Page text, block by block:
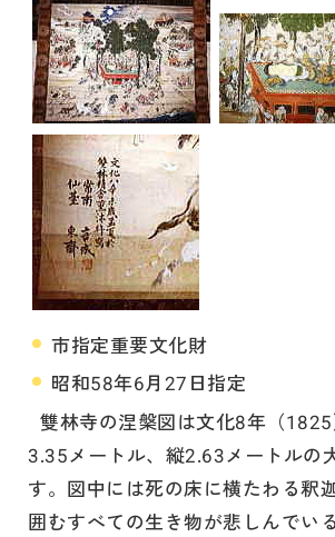
市指定重要文化財
昭和58年6月27日指定
雙林寺の涅槃図は文化8年（
3.35メートル、縦2.63メートルの
す。図中には死の床に横たわる釈
囲むすべての生き物が悲しんでい